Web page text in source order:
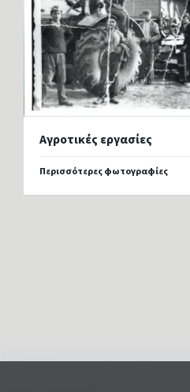
Αγροτικές εργασίες
Περισσότερες φωτογραφίες